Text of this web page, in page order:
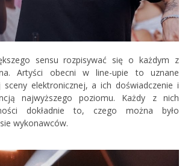
sensu rozpisywać się o każdym z
Artyści obecni w line-upie to uznane
sceny elektronicznej, a ich doświadczenie i
najwyższego poziomu. Każdy z nich
dokładnie to, czego można było
wykonawców.